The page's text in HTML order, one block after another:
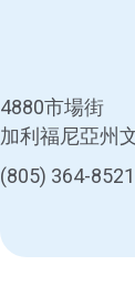
4880市場街
加利福尼亞州
(805) 364-8521